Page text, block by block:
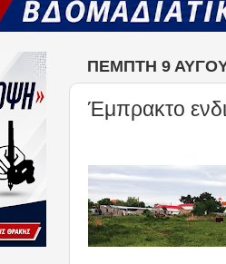
ΠΈΜΠΤΗ 9
Έμπρακτο